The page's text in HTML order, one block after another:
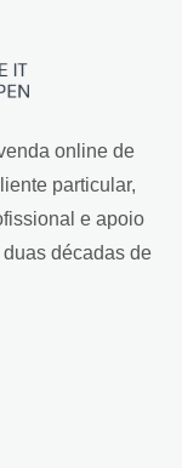
online de
particular,
e apoio
décadas de